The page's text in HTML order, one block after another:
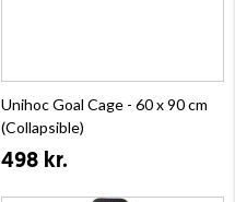
Unihoc Goal Cage - 60 x 90 cm
(Collapsible)
498 kr.